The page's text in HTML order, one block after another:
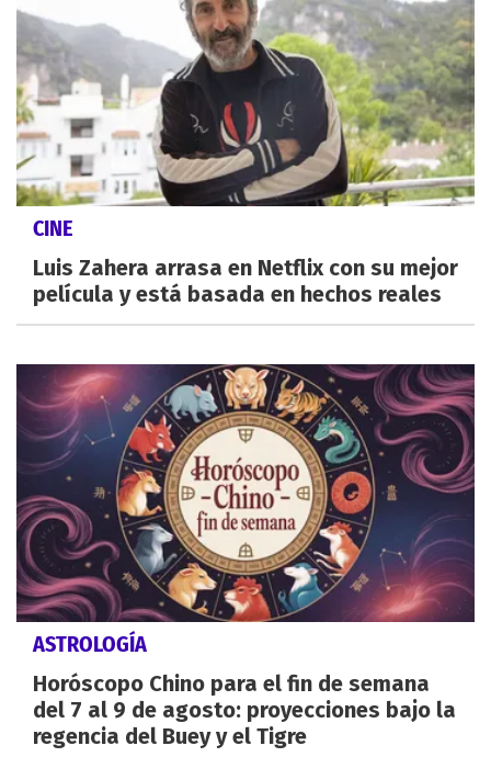
CINE
Luis Zahera arrasa en Netflix con su mejor
película y está basada en hechos reales
ASTROLOGÍA
Horóscopo Chino para el fin de semana
del 7 al 9 de agosto: proyecciones bajo la
regencia del Buey y el Tigre